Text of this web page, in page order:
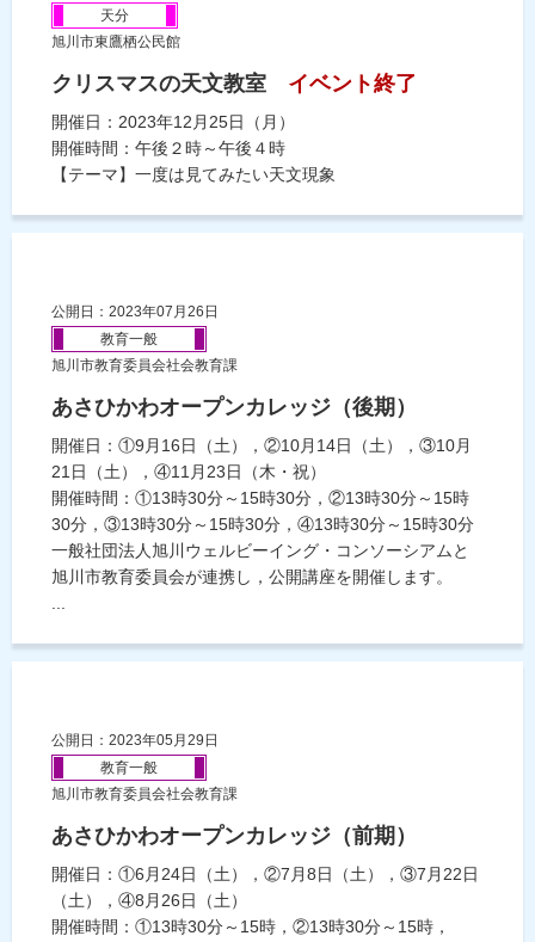
天分
旭川市東鷹栖公民館
クリスマスの天文教室 イベント終了
開催日：2023年12月25日（月）
開催時間：午後２時～午後４時
【テーマ】一度は見てみたい天文現象
公開日：2023年07月26日
教育一般
旭川市教育委員会社会教育課
あさひかわオープンカレッジ（後期）
開催日：①9月16日（土），②10月14日（土），③10月
21日（土），④11月23日（木・祝）
開催時間：①13時30分～15時30分，②13時30分～15時
30分，③13時30分～15時30分，④13時30分～15時30分
一般社団法人旭川ウェルビーイング・コンソーシアムと
旭川市教育委員会が連携し，公開講座を開催します。
...
公開日：2023年05月29日
教育一般
旭川市教育委員会社会教育課
あさひかわオープンカレッジ（前期）
開催日：①6月24日（土），②7月8日（土），③7月22日
（土），④8月26日（土）
開催時間：①13時30分～15時，②13時30分～15時，